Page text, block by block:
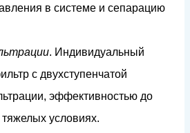
ения в системе и сепарацию
ьтрации. И ндивидуальный
льтр с двухступенчатой
ьтрации, эффективностью до
тяжелых условиях.